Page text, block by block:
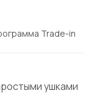
Trade-in
ушками